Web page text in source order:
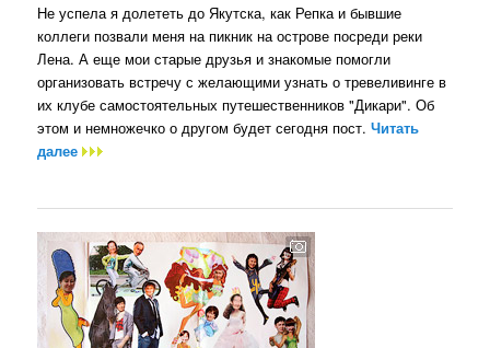
Не успела я долететь до Якутска, как Репка и бывшие
коллеги позвали меня на пикник на острове посреди реки
Лена. А еще мои старые друзья и знакомые помогли
организовать встречу с желающими узнать о тревеливинге в
их клубе самостоятельных путешественников "Дикари". Об
этом и немножечко о другом будет сегодня пост.Читать
далее